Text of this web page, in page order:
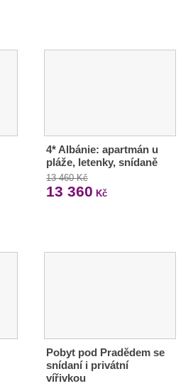
4* Albánie: apartmán u
pláže, letenky, snídaně
13 460 Kč
13 360 Kč
Pobyt pod Pradědem se
snídaní i privátní
vířivkou